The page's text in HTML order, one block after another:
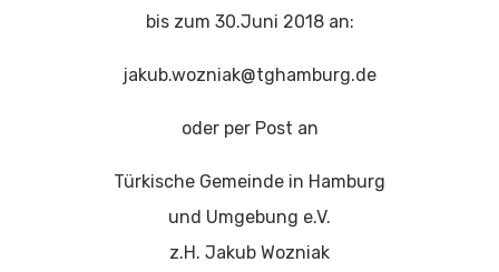
bis zum 30.Juni 2018 an:
jakub.wozniak@tghamburg.de
oder per Post an
Türkische Gemeinde in Hamburg
und Umgebung e.V.
z.H. Jakub Wozniak